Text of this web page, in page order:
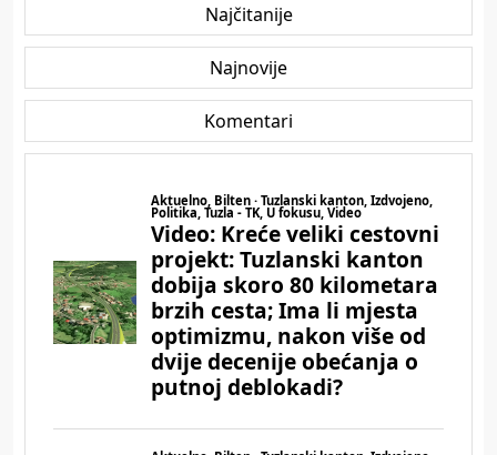
Najčitanije
Najnovije
Komentari